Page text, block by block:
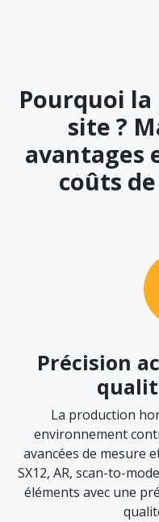
Pourquoi
site ?
avantages
coûts
Précision
La production
environnement
avancées de mesure
SX12, AR, scan-to-
éléments avec une